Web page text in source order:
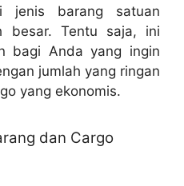
jenis barang satuan
besar. Tentu saja, ini
bagi Anda yang ingin
jumlah yang ringan
yang ekonomis.
dan Cargo